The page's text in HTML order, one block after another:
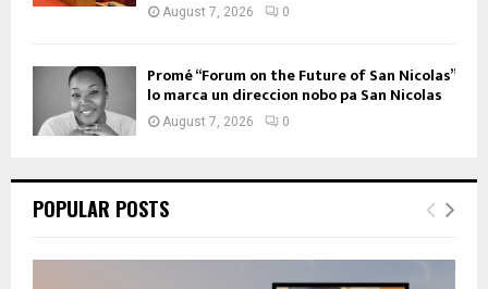
August 7, 2026 0
Promé “Forum on the Future of San Nicolas”
lo marca un direccion nobo pa San Nicolas
August 7, 2026 0
POPULAR POSTS